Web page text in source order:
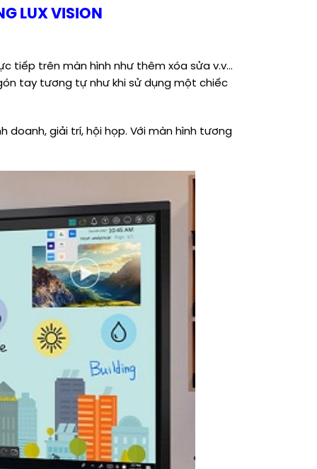
LUX VISION
tiếp trên màn hình như thêm xóa sửa v.v…
tay tương tự như khi sử dụng một chiếc
doanh, giải trí, hội họp. Với màn hình tương